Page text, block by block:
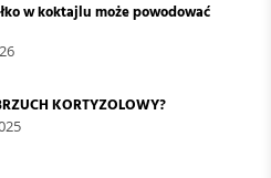
w koktajlu może powodować
KORTYZOLOWY?